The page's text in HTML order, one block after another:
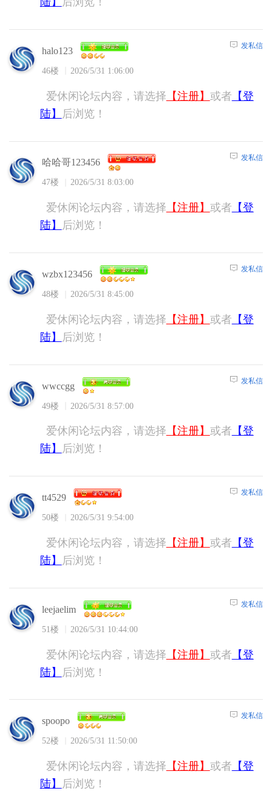
halo123
46楼 2026/5/31 1:06:00
发私信
爱休闲论坛内容，请选择 【注册】 或者 【登
陆】
后浏览！
哈哈哥123456
47楼 2026/5/31 8:03:00
发私信
爱休闲论坛内容，请选择 【注册】 或者 【登
陆】
后浏览！
wzbx123456
48楼 2026/5/31 8:45:00
发私信
爱休闲论坛内容，请选择 【注册】 或者 【登
陆】
后浏览！
wwccgg
49楼 2026/5/31 8:57:00
发私信
爱休闲论坛内容，请选择 【注册】 或者 【登
陆】
后浏览！
tt4529
50楼 2026/5/31 9:54:00
发私信
爱休闲论坛内容，请选择 【注册】 或者 【登
陆】
后浏览！
leejaelim
51楼 2026/5/31 10:44:00
发私信
爱休闲论坛内容，请选择 【注册】 或者 【登
陆】
后浏览！
spoopo
52楼 2026/5/31 11:50:00
发私信
爱休闲论坛内容，请选择 【注册】 或者 【登
陆】
后浏览！